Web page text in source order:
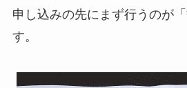
申し込みの先にまず行うのが
す。